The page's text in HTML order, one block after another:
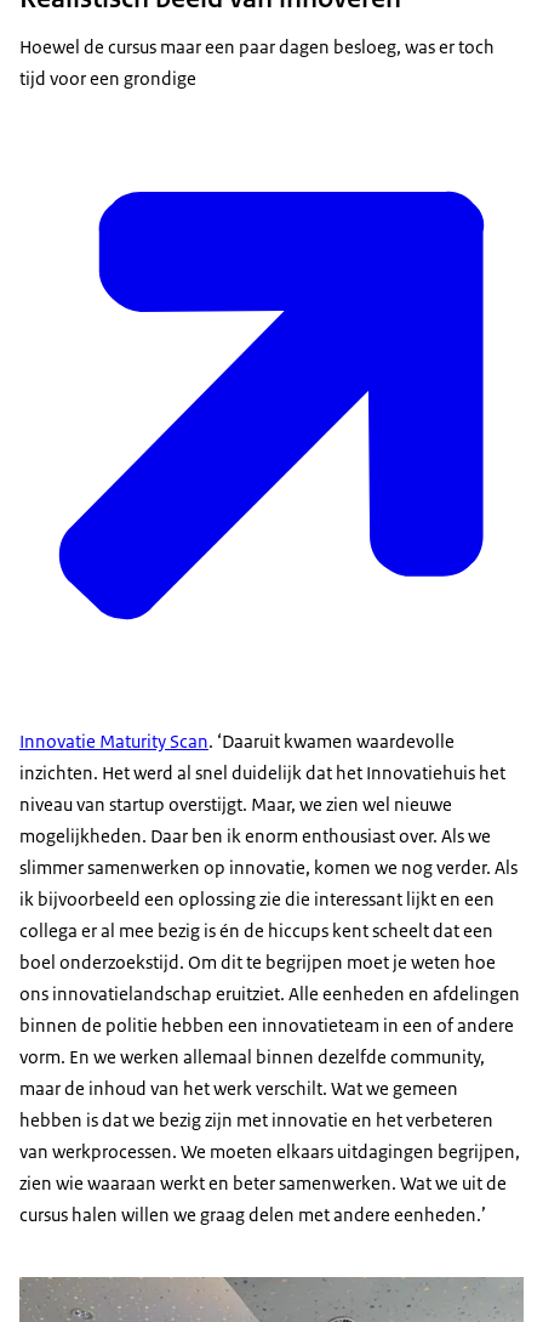
Hoewel de cursus maar een paar dagen besloeg, was er toch
tijd voor een grondige
Innovatie Maturity Scan. ‘Daaruit kwamen waardevolle
inzichten. Het werd al snel duidelijk dat het Innovatiehuis het
niveau van startup overstijgt. Maar, we zien wel nieuwe
mogelijkheden. Daar ben ik enorm enthousiast over. Als we
slimmer samenwerken op innovatie, komen we nog verder. Als
ik bijvoorbeeld een oplossing zie die interessant lijkt en een
collega er al mee bezig is én de hiccups kent scheelt dat een
boel onderzoekstijd. Om dit te begrijpen moet je weten hoe
ons innovatielandschap eruitziet. Alle eenheden en afdelingen
binnen de politie hebben een innovatieteam in een of andere
vorm. En we werken allemaal binnen dezelfde community,
maar de inhoud van het werk verschilt. Wat we gemeen
hebben is dat we bezig zijn met innovatie en het verbeteren
van werkprocessen. We moeten elkaars uitdagingen begrijpen,
zien wie waaraan werkt en beter samenwerken. Wat we uit de
cursus halen willen we graag delen met andere eenheden.’